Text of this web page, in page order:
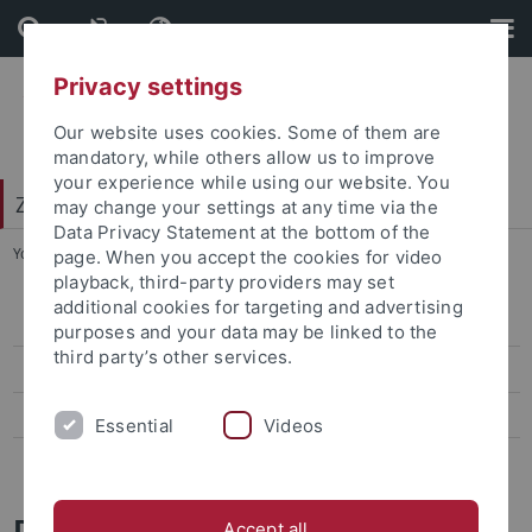
Skip
to
content
Skip
to
footer
Zentrum für Datenverarbeitung (ZDV)
You are here: Startseite ... Wir über uns
ZDV-Struktur
Mitarbeiter-/innen
Assoziierte Mitarbeiter/-innen
Privacy settings
Our website uses cookies. Some of them are
mandatory, while others allow us to improve
your experience while using our website. You
may change your settings at any time via the
Data Privacy Statement at the bottom of the
page. When you accept the cookies for video
playback, third-party providers may set
additional cookies for targeting and advertising
purposes and your data may be linked to the
third party’s other services.
Essential Videos